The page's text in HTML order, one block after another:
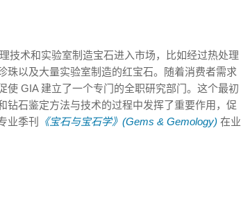
技术和实验室制造宝石进入市场，比如经过热处理
珠以及大量实验室制造的红宝石。随着消费者需求
使 GIA 建立了一个专门的全职研究部门。这个最初
钻石鉴定方法与技术的过程中发挥了重要作用，促
业季刊
《宝石与宝石学》(Gems & Gemology) 在业